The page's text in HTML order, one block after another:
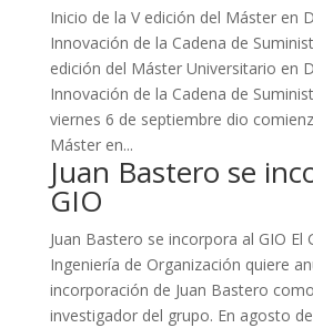
Inicio de la V edición del Máster en
Innovación de la Cadena de
edición del Máster Universitario en
Innovación de la Cadena de
viernes 6 de septiembre dio
Máster en...
Juan Bastero se
GIO
Juan Bastero se incorpora al GIO El
Ingeniería de Organización quiere
incorporación de Juan Bastero
investigador del grupo. En agosto